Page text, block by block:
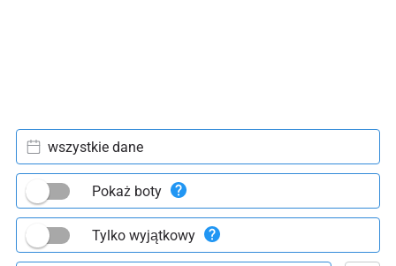
wszystkie dane
Pokaż boty
Tylko wyjątkowy